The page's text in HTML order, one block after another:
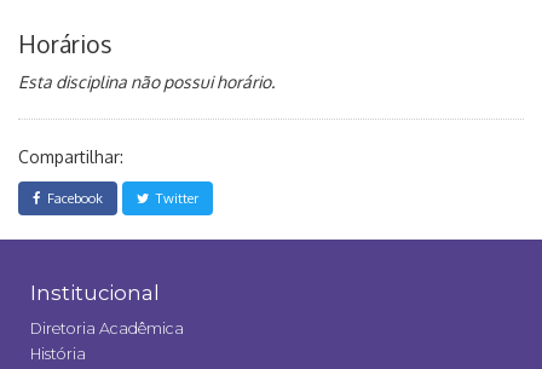
Horários
Esta disciplina não possui horário.
Compartilhar:
Facebook Twitter
Institucional
Diretoria Acadêmica
História